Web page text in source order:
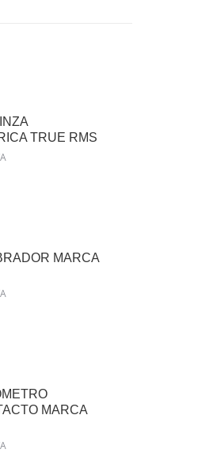
TRUE RMS
MARCA
MARCA